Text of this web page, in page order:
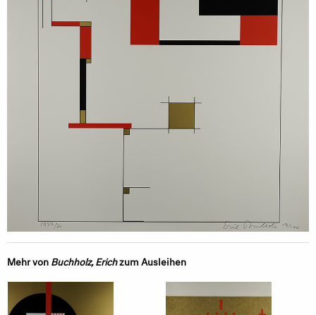
Mehr vonBuchholz, Erichzum Ausleihen